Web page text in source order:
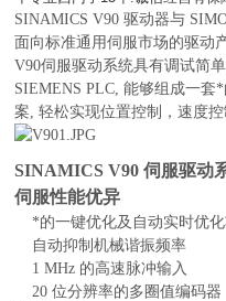
SINAMICS V90 驱动器与
面向标准通用伺服市场的驱动
V90伺服驱动系统具有调试简
SIEMENS PLC, 能够组成一
案, 轻松实现位置控制，速度
SINAMICS V90 伺服驱动
伺服性能优异
*的一键优化及自动实时优
自动抑制机械谐振频率
1 MHz 的高速脉冲输入
20 位分辨率的多圈值编码器